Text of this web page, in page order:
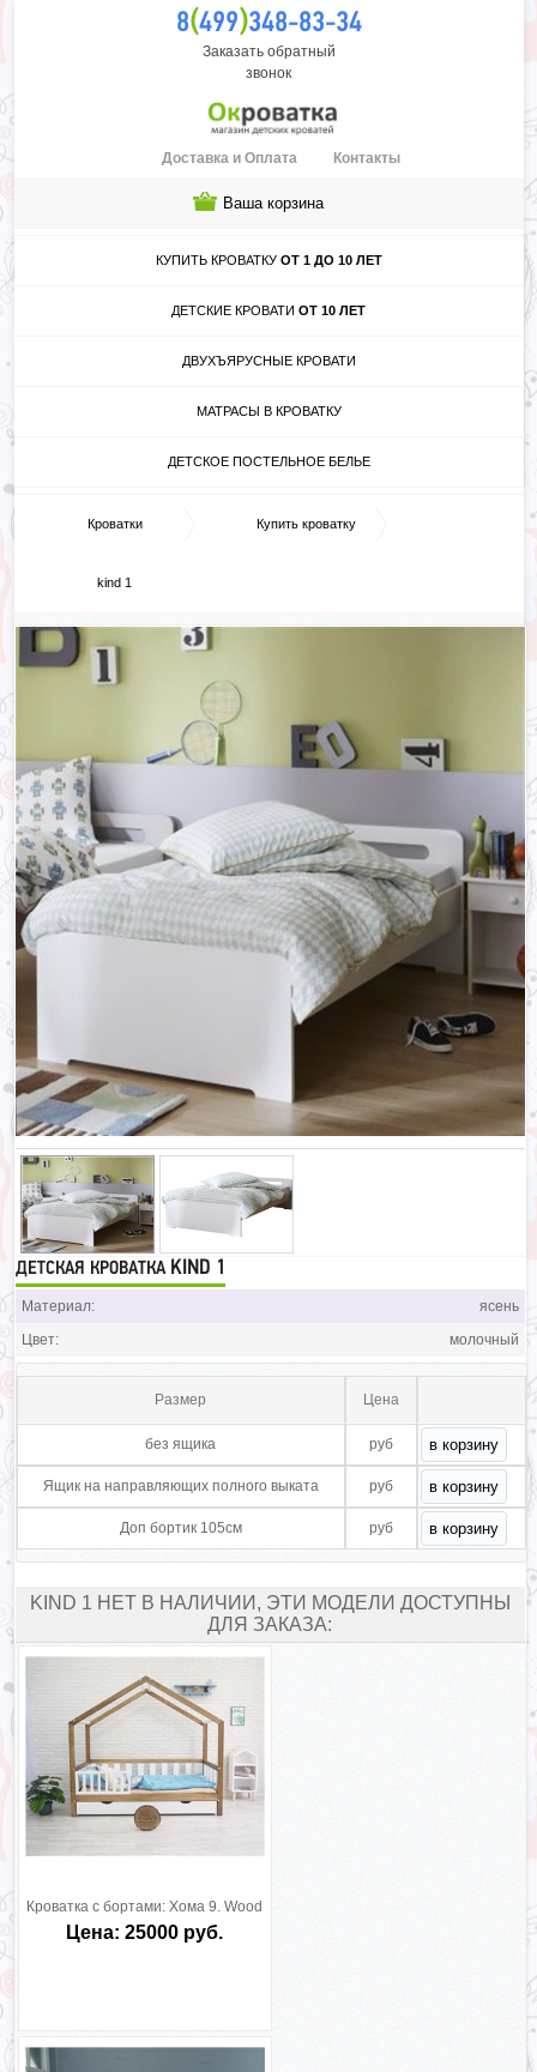
8(499)348-83-34
Заказать обратный
звонок
Доставка и Оплата Контакты
Ваша корзина
КУПИТЬ КРОВАТКУ ОТ 1 ДО 10 ЛЕТ
ДЕТСКИЕ КРОВАТИ ОТ 10 ЛЕТ
ДВУХЪЯРУСНЫЕ КРОВАТИ
МАТРАСЫ В КРОВАТКУ
ДЕТСКОЕ ПОСТЕЛЬНОЕ БЕЛЬЕ
Кроватки Купить кроватку
kind 1
ДЕТСКАЯ КРОВАТКА KIND 1
Материал:
ясень
Цвет:
молочный
Размер Цена
без ящика руб
Ящик на направляющих полного выката руб
Доп бортик 105см руб
KIND 1 НЕТ В НАЛИЧИИ, ЭТИ МОДЕЛИ ДОСТУПНЫ
ДЛЯ ЗАКАЗА:
Кроватка с бортами: Хома 9. Wood
Цена: 25000 руб.